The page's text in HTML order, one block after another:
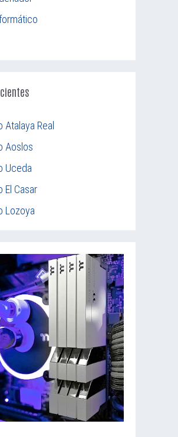
Real
Aoslos
Uceda
El Casar
Lozoya